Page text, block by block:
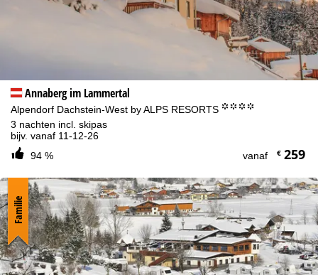
Annaberg im Lammertal
Alpendorf Dachstein-West by ALPS RESORTS °°°°
3 nachten incl. skipas
bijv. vanaf 11-12-26
94 %
vanaf €259
Familie